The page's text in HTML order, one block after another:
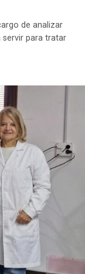
Mercado
a fin de
y que el
de analizar
para tratar